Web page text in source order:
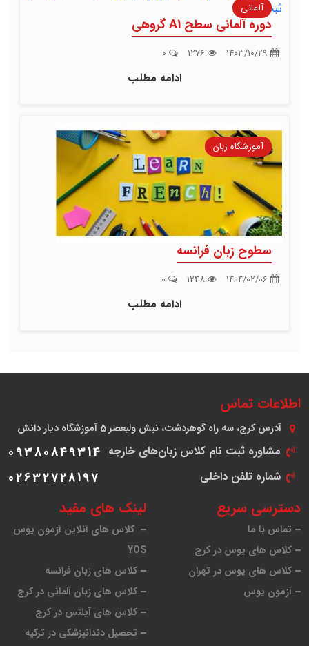
آلمانی
دوره آلمانی سطح A1 گروهی
ادامه مطلب
آموزشگاه زبان
سطوح زبان فرانسه
ادامه مطلب
لینک های مفید
کلاس های آنلاین آزمون یوس
YOS
کلاس های زبان فرانسه
کلاس های زبان آلمانی در کرج
کلاس های آیلتس در کرج
تحصیل دندانپزشکی در ترکیه
دسترسی سریع
تماس با ما
کلاس های یوس در کرج
کلاس های یوس در تهران
آزمون یوس
اطلاعات تماس
آدرس کرج، سه راه گوهردشت، نبش ولیعصر 5 آموزشگاه دیار دانش
مشاوره ثبت نام کلاس زبان‌های خارجه 09380849314
شماره تلفن داخلی 02632728197